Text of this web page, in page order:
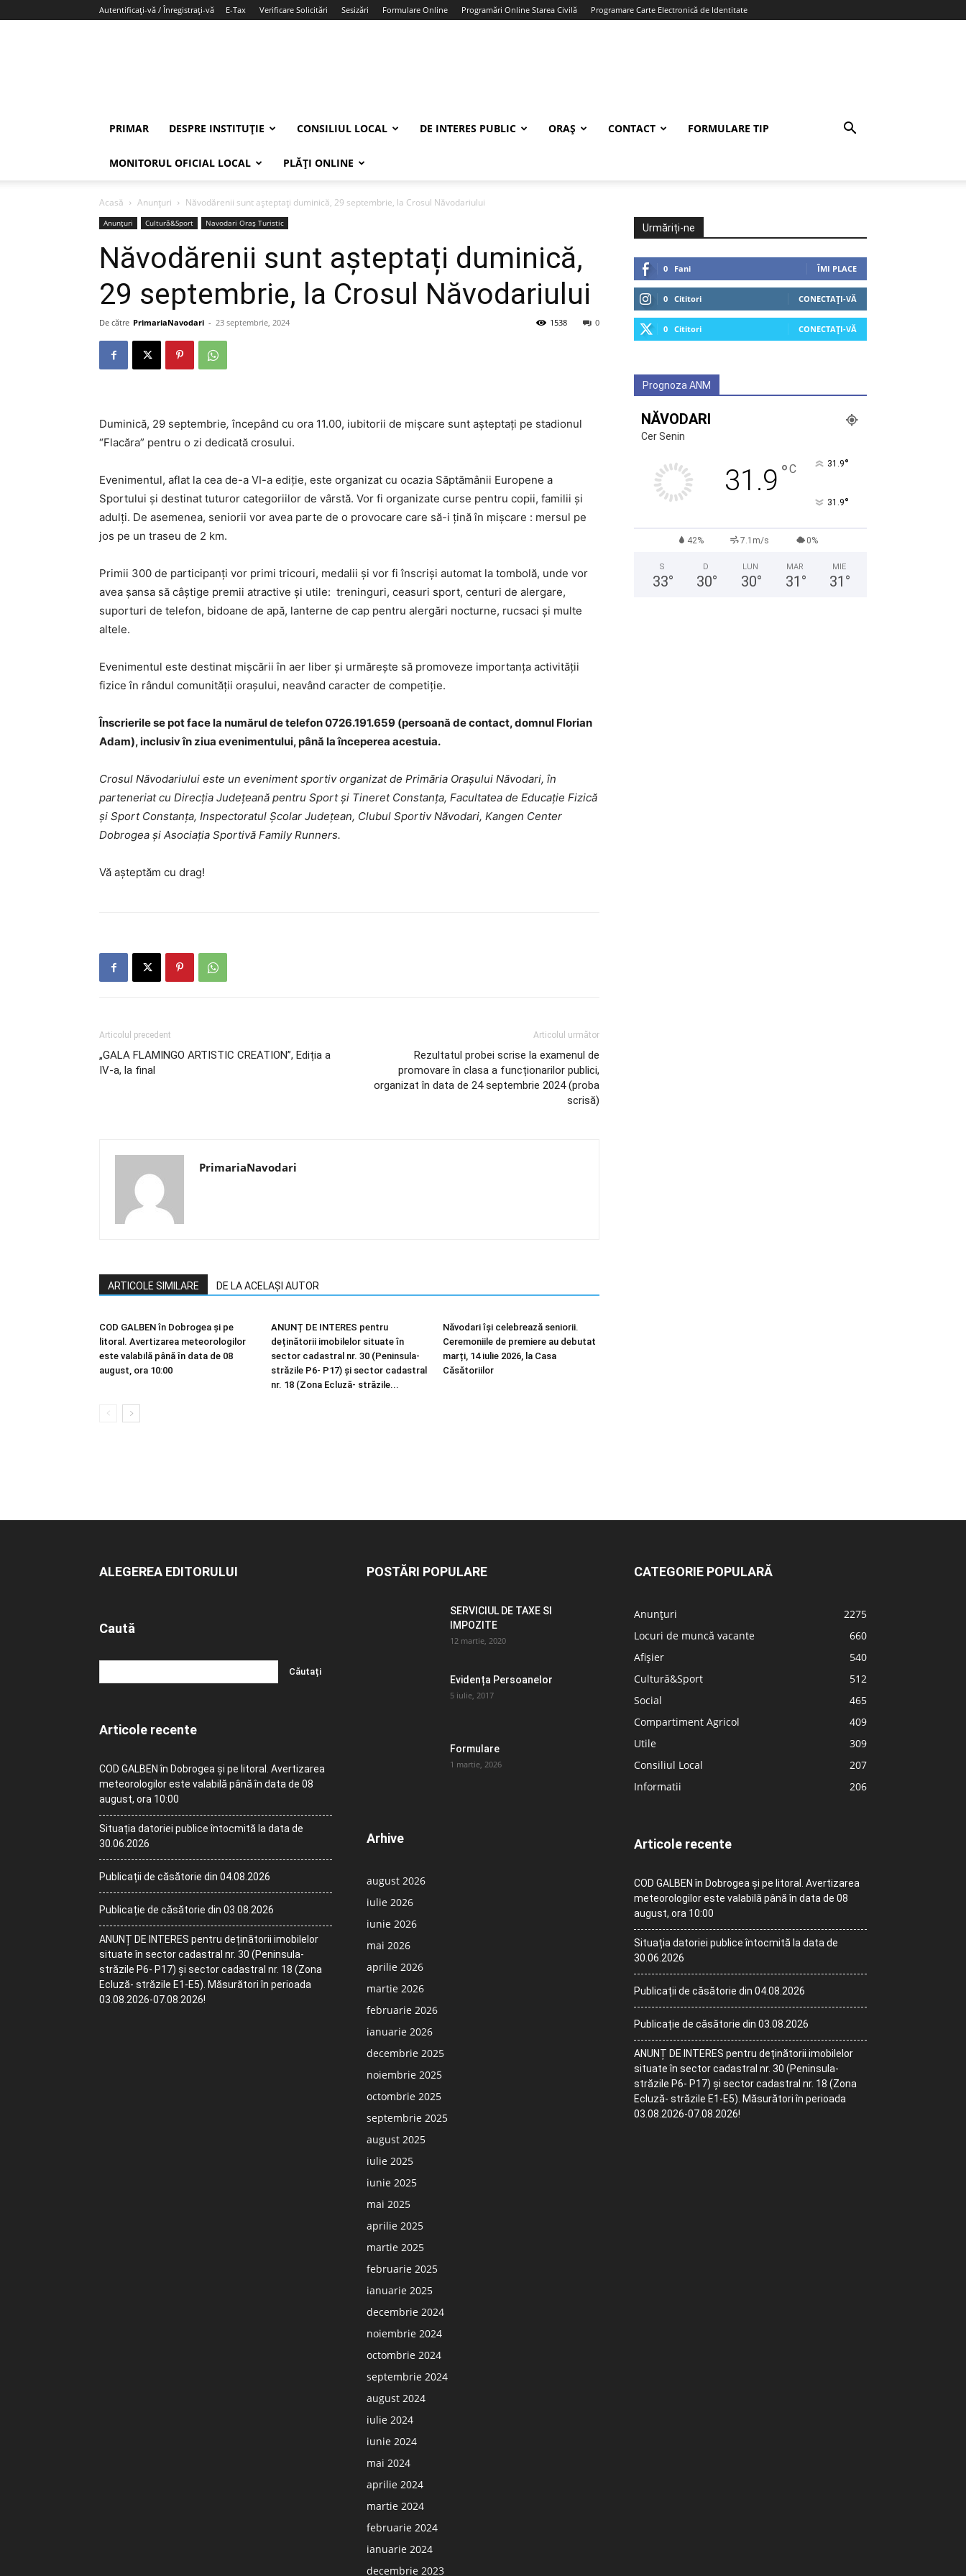
Autentificați-vă / Înregistrați-vă E-Tax Verificare Solicitări Sesizări Formulare Online Programări Online Starea Civilă Programare Carte Electronică de Identitate
PRIMAR DESPRE INSTITUȚIE CONSILIUL LOCAL DE INTERES PUBLIC ORAȘ CONTACT FORMULARE TIP
MONITORUL OFICIAL LOCAL PLĂȚI ONLINE
Acasă Anunțuri Năvodărenii sunt așteptați duminică, 29 septembrie, la Crosul Năvodariului
Anunțuri Cultură&Sport Navodari Oraș Turistic
Năvodărenii sunt așteptați duminică,
29 septembrie, la Crosul Năvodariului
De către PrimariaNavodari - 23 septembrie, 2024 0
1538
Duminică, 29 septembrie, începând cu ora 11.00, iubitorii de mișcare sunt așteptați pe stadionul
“Flacăra” pentru o zi dedicată crosului.
Evenimentul, aflat la cea de-a VI-a ediție, este organizat cu ocazia Săptămânii Europene a
Sportului și destinat tuturor categoriilor de vârstă. Vor fi organizate curse pentru copii, familii și
adulți. De asemenea, seniorii vor avea parte de o provocare care să-i țină în mișcare : mersul pe
jos pe un traseu de 2 km.
Primii 300 de participanți vor primi tricouri, medalii și vor fi înscriși automat la tombolă, unde vor
avea șansa să câștige premii atractive și utile: treninguri, ceasuri sport, centuri de alergare,
suporturi de telefon, bidoane de apă, lanterne de cap pentru alergări nocturne, rucsaci și multe
altele.
Evenimentul este destinat mișcării în aer liber și urmărește să promoveze importanța activității
fizice în rândul comunității orașului, neavând caracter de competiție.
Înscrierile se pot face la numărul de telefon 0726.191.659 (persoană de contact, domnul Florian
Adam), inclusiv în ziua evenimentului, până la începerea acestuia.
Crosul Năvodariului este un eveniment sportiv organizat de Primăria Orașului Năvodari, în
parteneriat cu Direcția Județeană pentru Sport și Tineret Constanța, Facultatea de Educație Fizică
și Sport Constanța, Inspectoratul Școlar Județean, Clubul Sportiv Năvodari, Kangen Center
Dobrogea și Asociația Sportivă Family Runners.
Vă așteptăm cu drag!
Articolul precedent
„GALA FLAMINGO ARTISTIC CREATION”, Ediția a
IV-a, la final
Articolul următor
Rezultatul probei scrise la examenul de
promovare în clasa a funcționarilor publici,
organizat în data de 24 septembrie 2024 (proba
scrisă)
PrimariaNavodari
ARTICOLE SIMILARE DE LA ACELAȘI AUTOR
COD GALBEN în Dobrogea și pe
litoral. Avertizarea meteorologilor
este valabilă până în data de 08
august, ora 10:00
ANUNȚ DE INTERES pentru
deținătorii imobilelor situate în
sector cadastral nr. 30 (Peninsula-
străzile P6- P17) și sector cadastral
nr. 18 (Zona Ecluză- străzile...
Năvodari își celebrează seniorii.
Ceremoniile de premiere au debutat
marți, 14 iulie 2026, la Casa
Căsătoriilor
Urmăriți-ne
0 Fani ÎMI PLACE
0 Cititori CONECTAȚI-VĂ
0 Cititori CONECTAȚI-VĂ
Prognoza ANM
NĂVODARI
Cer Senin
31.9 °C 31.9°
31.9°
42% 7.1m/s 0%
S
33°
D
30°
LUN
30°
MAR
31 °
MIE
31 °
ALEGEREA EDITORULUI
Caută
Articole recente
COD GALBEN în Dobrogea și pe litoral. Avertizarea
meteorologilor este valabilă până în data de 08
august, ora 10:00
Situația datoriei publice întocmită la data de
30.06.2026
Publicații de căsătorie din 04.08.2026
Publicație de căsătorie din 03.08.2026
ANUNȚ DE INTERES pentru deținătorii imobilelor
situate în sector cadastral nr. 30 (Peninsula-
străzile P6- P17) și sector cadastral nr. 18 (Zona
Ecluză- străzile E1-E5). Măsurători în perioada
03.08.2026-07.08.2026!
POSTĂRI POPULARE
SERVICIUL DE TAXE SI
IMPOZITE
12 martie, 2020
Evidența Persoanelor
5 iulie, 2017
Formulare
1 martie, 2026
Arhive
august 2026
iulie 2026
iunie 2026
mai 2026
aprilie 2026
martie 2026
februarie 2026
ianuarie 2026
decembrie 2025
noiembrie 2025
octombrie 2025
septembrie 2025
august 2025
iulie 2025
iunie 2025
mai 2025
aprilie 2025
martie 2025
februarie 2025
ianuarie 2025
decembrie 2024
noiembrie 2024
octombrie 2024
septembrie 2024
august 2024
iulie 2024
iunie 2024
mai 2024
aprilie 2024
martie 2024
februarie 2024
ianuarie 2024
decembrie 2023
CATEGORIE POPULARĂ
Anunțuri
2275
Locuri de muncă vacante
660
Afișier
540
Cultură&Sport
512
Social
465
Compartiment Agricol
409
Utile
309
Consiliul Local
207
Informatii
206
Articole recente
COD GALBEN în Dobrogea și pe litoral. Avertizarea
meteorologilor este valabilă până în data de 08
august, ora 10:00
Situația datoriei publice întocmită la data de
30.06.2026
Publicații de căsătorie din 04.08.2026
Publicație de căsătorie din 03.08.2026
ANUNȚ DE INTERES pentru deținătorii imobilelor
situate în sector cadastral nr. 30 (Peninsula-
străzile P6- P17) și sector cadastral nr. 18 (Zona
Ecluză- străzile E1-E5). Măsurători în perioada
03.08.2026-07.08.2026!